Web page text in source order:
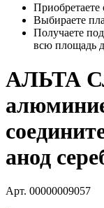
Приобретаете
Выбираете
Получаете
всю площадь
АЛЬТА
анод
Арт. 00000009057